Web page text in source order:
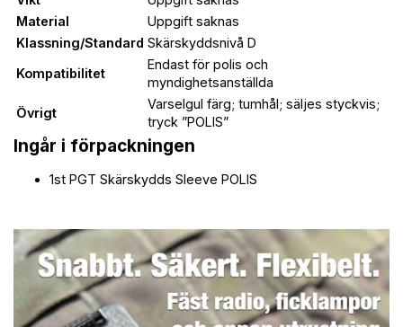
Material
Uppgift saknas
Klassning/Standard Skärskyddsnivå D
Kompatibilitet
Endast för polis och
myndighetsanställda
Övrigt
Varselgul färg; tumhål; säljes styckvis;
tryck ”POLIS”
Ingår i förpackningen
1st PGT Skärskydds Sleeve POLIS